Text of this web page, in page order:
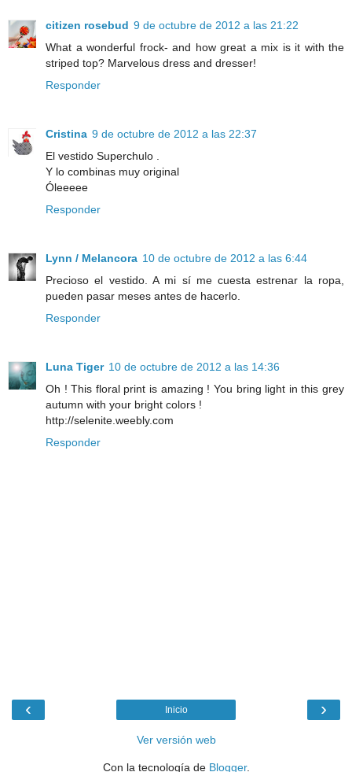
citizen rosebud 9 de octubre de 2012 a las 21:22
What a wonderful frock- and how great a mix is it with the
striped top? Marvelous dress and dresser!
Responder
Cristina 9 de octubre de 2012 a las 22:37
El vestido Superchulo .
Y lo combinas muy original
Óleeeee
Responder
Lynn / Melancora 10 de octubre de 2012 a las 6:44
Precioso el vestido. A mi sí me cuesta estrenar la ropa,
pueden pasar meses antes de hacerlo.
Responder
Luna Tiger 10 de octubre de 2012 a las 14:36
Oh ! This floral print is amazing ! You bring light in this grey
autumn with your bright colors !
http://selenite.weebly.com
Responder
‹ ›
Inicio
Ver versión web
Con la tecnología de Blogger.